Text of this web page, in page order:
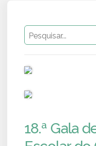
18.ª Gala